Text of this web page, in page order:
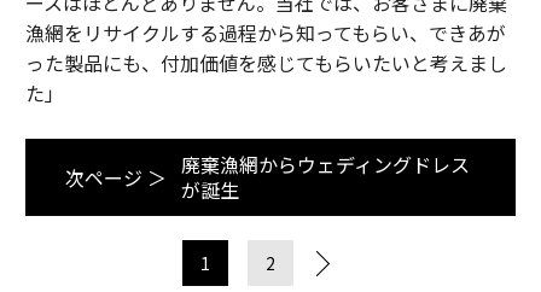
漁網をリサイクルする過程から知ってもらい、できあが
った製品にも、付加価値を感じてもらいたいと考えまし
た」
次ページ ＞ 廃棄漁網からウェディングドレス
が誕生
1 2